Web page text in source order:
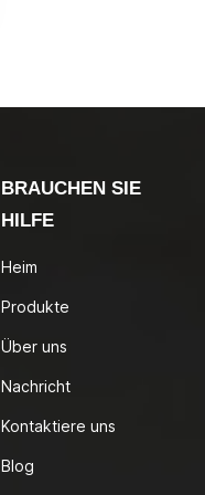
BRAUCHEN SIE
HILFE
Heim
Produkte
Über uns
Nachricht
Kontaktiere uns
Blog